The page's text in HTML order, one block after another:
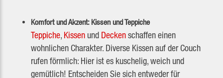
Komfort und Akzent: Kissen und Teppiche
Teppiche, Kissen und Deckenschaffen einen
wohnlichen Charakter. Diverse Kissen auf der Couch
rufen förmlich: Hier ist es kuschelig, weich und
gemütlich! Entscheiden Sie sich entweder für